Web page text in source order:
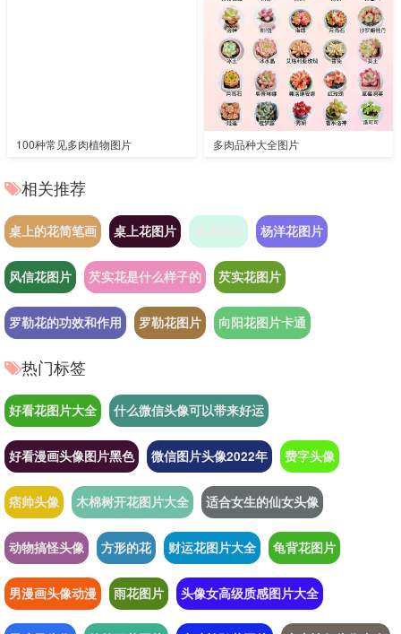
100种常见多肉植物图片 多肉品种大全图片
相关推荐
桌上的花简笔画 桌上花图片 杨洋图画 杨洋花图片
风信花图片 芡实花是什么样子的 芡实花图片
罗勒花的功效和作用 罗勒花图片 向阳花图片卡通
热门标签
好看花图片大全 什么微信头像可以带来好运
好看漫画头像图片黑色 微信图片头像2022年 费字头像
痞帅头像 木棉树开花图片大全 适合女生的仙女头像
动物搞怪头像 方形的花 财运花图片大全 龟背花图片
男漫画头像动漫 雨花图片 头像女高级质感图片大全